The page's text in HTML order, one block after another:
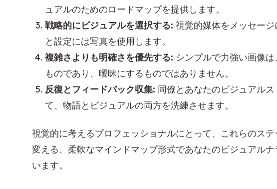
ュアルのためのロードマップを提供します。
戦略的にビジュアルを選択する: 視覚的媒体をメッセー
と設定には写真を使用します。
複雑さよりも明確さを優先する: シンプルで力強い画像
ものであり、曖昧にするものではありません。
反復とフィードバック収集: 同僚とあなたのビジュアル
て、物語とビジュアルの両方を洗練させます。
視覚的に考えるプロフェッショナルにとって、これらのステ
変える、柔軟なマインドマップ形式であなたのビジュアル
います。